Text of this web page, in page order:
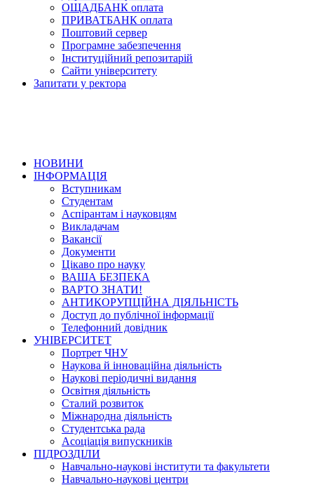
ОЩАДБАНК оплата
ПРИВАТБАНК оплата
Поштовий сервер
Програмне забезпечення
Інституційний репозитарій
Сайти університету
Запитати у ректора
НОВИНИ
ІНФОРМАЦІЯ
Вступникам
Студентам
Аспірантам і науковцям
Викладачам
Вакансії
Документи
Цікаво про науку
ВАША БЕЗПЕКА
ВАРТО ЗНАТИ!
АНТИКОРУПЦІЙНА ДІЯЛЬНІСТЬ
Доступ до публічної інформації
Телефонний довідник
УНІВЕРСИТЕТ
Портрет ЧНУ
Наукова й інноваційна діяльність
Наукові періодичні видання
Освітня діяльність
Сталий розвиток
Міжнародна діяльність
Студентська рада
Асоціація випускників
ПІДРОЗДІЛИ
Навчально-наукові інститути та факультети
Навчально-наукові центри